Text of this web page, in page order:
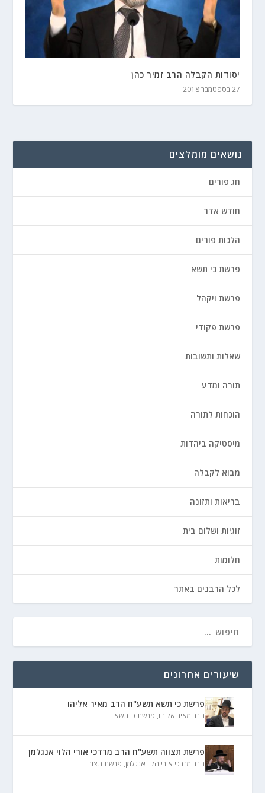
יסודות הקבלה הרב זמיר כהן
27 בספטמבר 2018
נושאים מומלצים
חג פורים
חודש אדר
הלכות פורים
פרשת כי תשא
פרשת ויקהל
פרשת פקודי
שאלות ותשובות
תורה ומדע
הוכחות לתורה
מיסטיקה ביהדות
מבוא לקבלה
בריאות ותזונה
זוגיות ושלום בית
חלומות
לכל הרבנים באתר
שיעורים אחרונים
פרשת כי תשא תשע"ח הרב מאיר אליהו
הרב מאיר אליהו, פרשת כי תשא
פרשת תצווה תשע"ח הרב מרדכי אורי הלוי אנגלמן
הרב מרדכי אורי הלוי אנגלמן, פרשת תצוה